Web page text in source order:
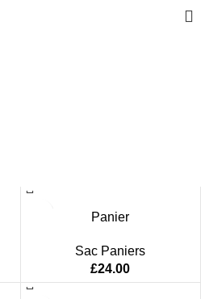
Panier
Sac Paniers
£24.00